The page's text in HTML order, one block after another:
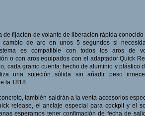
de fijación de volante de liberación rápida conocido
cambio de aro en unos 5 segundos si
es compatible con todos los aros de
o con aros equipados con el adaptador Quick
cada gramo cuenta: hecho de aluminio y plástico
una sujeción sólida sin añadir peso
la T818.
también saldrán a la venta accesorios
release, el anclaje especial para cockpit y el
esperamos tener confimación de fecha de